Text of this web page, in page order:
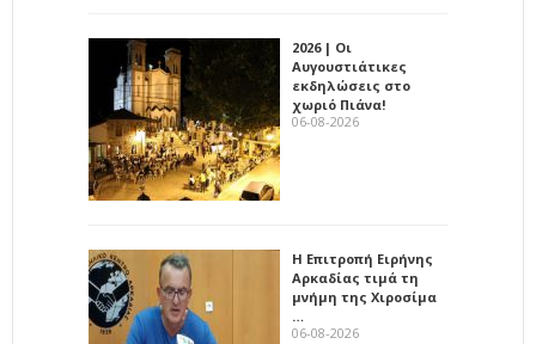
2026 | Οι
Αυγουστιάτικες
εκδηλώσεις στο
χωριό Πιάνα!
06-08-2026
Η Επιτροπή Ειρήνης
Αρκαδίας τιμά τη
μνήμη της Χιροσίμα
…
06-08-2026